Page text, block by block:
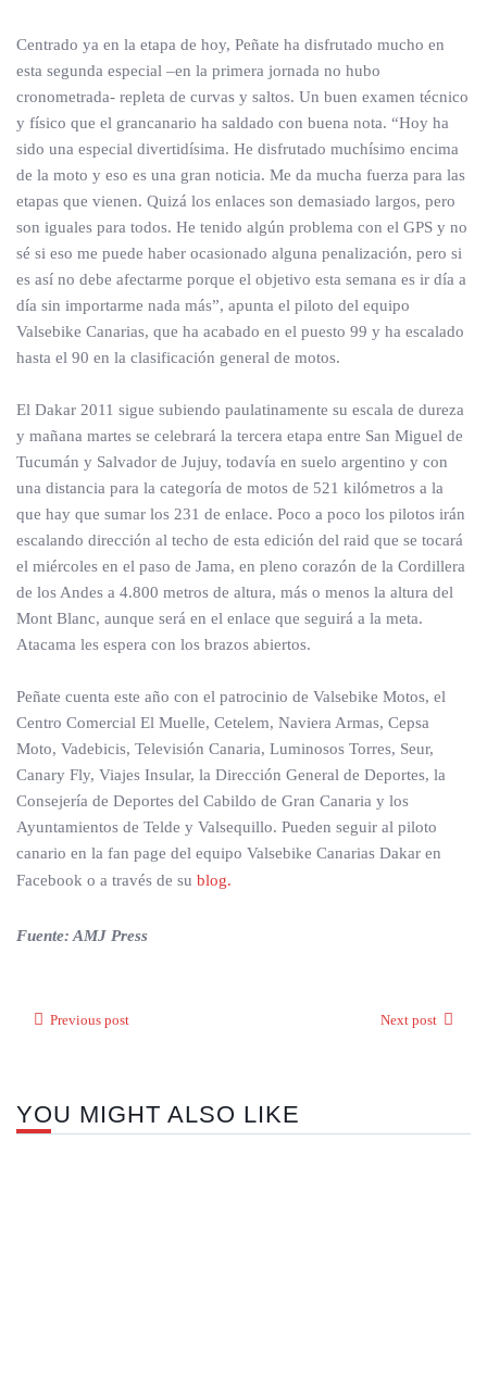
Centrado ya en la etapa de hoy, Peñate ha disfrutado mucho en
esta segunda especial –en la primera jornada no hubo
cronometrada- repleta de curvas y saltos. Un buen examen técnico
y físico que el grancanario ha saldado con buena nota. “Hoy ha
sido una especial divertidísima. He disfrutado muchísimo encima
de la moto y eso es una gran noticia. Me da mucha fuerza para las
etapas que vienen. Quizá los enlaces son demasiado largos, pero
son iguales para todos. He tenido algún problema con el GPS y no
sé si eso me puede haber ocasionado alguna penalización, pero si
es así no debe afectarme porque el objetivo esta semana es ir día a
día sin importarme nada más”, apunta el piloto del equipo
Valsebike Canarias, que ha acabado en el puesto 99 y ha escalado
hasta el 90 en la clasificación general de motos.
El Dakar 2011 sigue subiendo paulatinamente su escala de dureza
y mañana martes se celebrará la tercera etapa entre San Miguel de
Tucumán y Salvador de Jujuy, todavía en suelo argentino y con
una distancia para la categoría de motos de 521 kilómetros a la
que hay que sumar los 231 de enlace. Poco a poco los pilotos irán
escalando dirección al techo de esta edición del raid que se tocará
el miércoles en el paso de Jama, en pleno corazón de la Cordillera
de los Andes a 4.800 metros de altura, más o menos la altura del
Mont Blanc, aunque será en el enlace que seguirá a la meta.
Atacama les espera con los brazos abiertos.
Peñate cuenta este año con el patrocinio de Valsebike Motos, el
Centro Comercial El Muelle, Cetelem, Naviera Armas, Cepsa
Moto, Vadebicis, Televisión Canaria, Luminosos Torres, Seur,
Canary Fly, Viajes Insular, la Dirección General de Deportes, la
Consejería de Deportes del Cabildo de Gran Canaria y los
Ayuntamientos de Telde y Valsequillo. Pueden seguir al piloto
canario en la fan page del equipo Valsebike Canarias Dakar en
Facebook o a través de su blog.
Fuente: AMJ Press
Previous post Next post
YOU MIGHT ALSO LIKE